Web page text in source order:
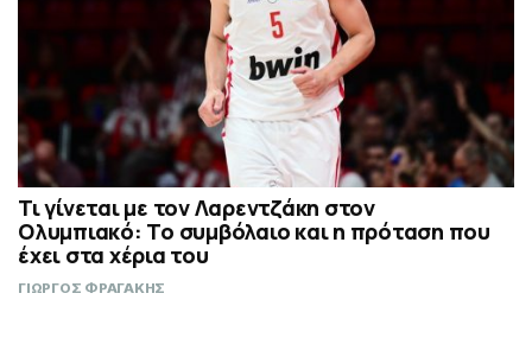
Τι γίνεται με τον Λαρεντζάκη στον
Ολυμπιακό: Το συμβόλαιο και η πρόταση που
έχει στα χέρια του
ΓΙΩΡΓΟΣ ΦΡΑΓΑΚΗΣ